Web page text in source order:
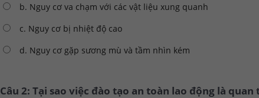
b. Nguy cơ va chạm với các vật liệu xung quanh
c. Nguy cơ bị nhiệt độ cao
d. Nguy cơ gặp sương mù và tầm nhìn kém
Câu 2: Tại sao việc đào tạo an toàn lao động là